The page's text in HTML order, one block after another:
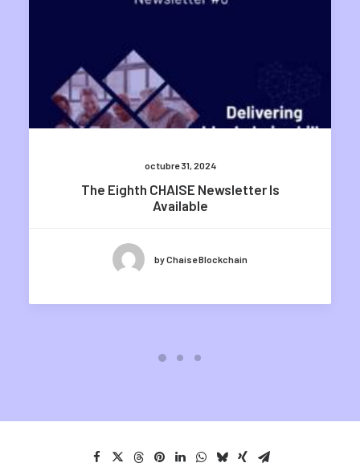
octubre 31, 2024
The Eighth CHAISE Newsletter Is
Available
by Chaise Blockchain